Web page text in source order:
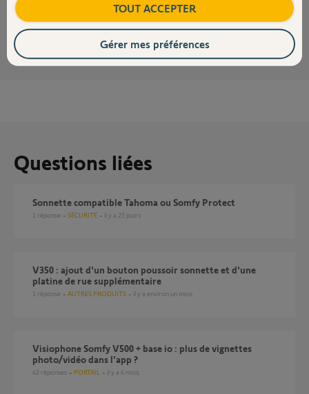
Charly il y a plus d'un an
Questions liées
Sonnette compatible Tahoma ou Somfy Protect
1 réponse SÉCURITÉ il y a 25 jours
V350 : ajout d'un bouton poussoir sonnette et d'une
platine de rue supplémentaire
1 réponse AUTRES PRODUITS il y a environ un mois
Visiophone Somfy V500 + base io : plus de vignettes
photo/vidéo dans l’app ?
42 réponses PORTAIL il y a 4 mois
TOUT ACCEPTER
Gérer mes préférences